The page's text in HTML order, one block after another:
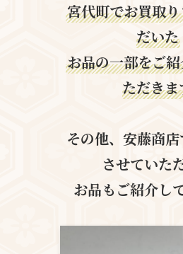
宮代町でお買取
だいた
お品の一部をご
ただきま
その他、安藤商店
させていた
お品も ご紹介し